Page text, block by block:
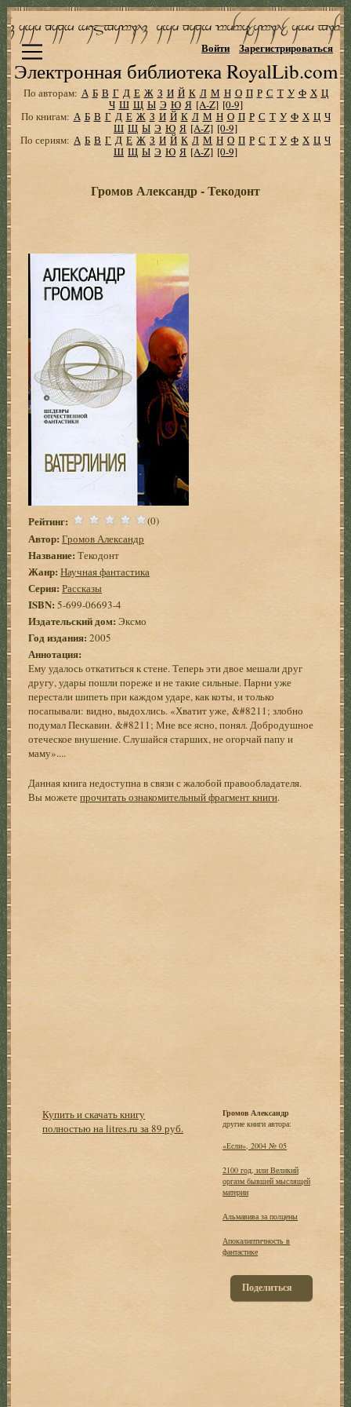
Электронная библиотека RoyalLib.com
Войти Зарегистрироваться
По авторам: А Б В Г Д Е Ж З И Й К Л М Н О П Р С Т У Ф Х Ц
Ч Ш Щ Ы Э Ю Я [A-Z] [0-9]
По книгам: А Б В Г Д Е Ж З И Й К Л М Н О П Р С Т У Ф Х Ц Ч
Ш Щ Ы Э Ю Я [A-Z] [0-9]
По сериям: А Б В Г Д Е Ж З И Й К Л М Н О П Р С Т У Ф Х Ц Ч
Ш Щ Ы Э Ю Я [A-Z] [0-9]
Громов Александр - Текодонт
Рейтинг: (0)
Автор: Громов Александр
Название: Текодонт
Жанр: Научная фантастика
Серия: Рассказы
ISBN: 5-699-06693-4
Издательский дом:Эксмо
Год издания:2005
Аннотация:
Ему удалось откатиться к стене. Теперь эти двое мешали друг
другу, удары пошли пореже и не такие сильные. Парни уже
перестали шипеть при каждом ударе, как коты, и только
посапывали: видно, выдохлись. «Хватит уже, &#8211; злобно
подумал Пескавин. &#8211; Мне все ясно, понял. Добродушное
отеческое внушение. Слушайся старших, не огорчай папу и
маму»....
Данная книга недоступна в связи с жалобой правообладателя.
Вы можетепрочитать ознакомительный фрагмент книги.
Купить и скачать книгу
полностью на litres.ru за 89 руб.
Громов Александр
другие книги автора:
«Если», 2004 № 05
2100 год, или Великий
оргазм бывшей мыслящей
материи
Альмавива за полцены
Апокалиптичность в
фантастике
Поделиться